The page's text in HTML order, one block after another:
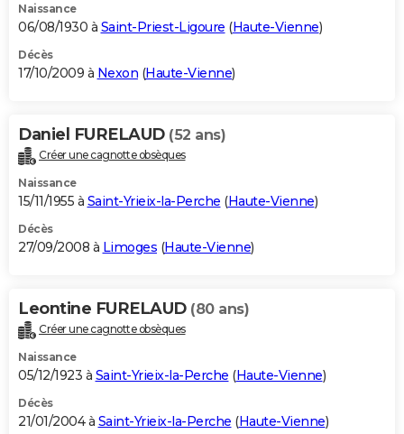
Naissance
06/08/1930 à Saint-Priest-Ligoure (Haute-Vienne)
Décès
17/10/2009 à Nexon (Haute-Vienne)
Daniel FURELAUD (52 ans)
Créer une cagnotte obsèques
Naissance
15/11/1955 à Saint-Yrieix-la-Perche (Haute-Vienne)
Décès
27/09/2008 à Limoges (Haute-Vienne)
Leontine FURELAUD (80 ans)
Créer une cagnotte obsèques
Naissance
05/12/1923 à Saint-Yrieix-la-Perche (Haute-Vienne)
Décès
21/01/2004 à Saint-Yrieix-la-Perche (Haute-Vienne)